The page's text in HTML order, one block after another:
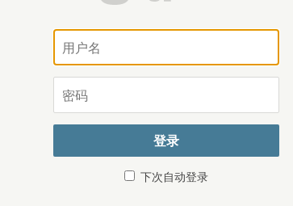
用
户
名
码
登录
下次自动登录